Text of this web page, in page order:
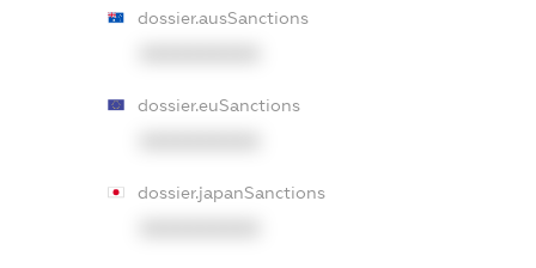
dossier.ausSanctions
dossier.euSanctions
dossier.japanSanctions